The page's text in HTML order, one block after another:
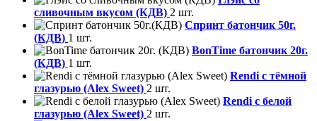
сливочным вкусом (КДВ) 2 шт.
Спринт батончик 50г.
(КДВ) 1 шт.
BonTime батончик 20г.
(КДВ) 1 шт.
Rendi с тёмной
глазурью (Alex Sweet) 2 шт.
Rendi с белой
глазурью (Alex Sweet) 2 шт.